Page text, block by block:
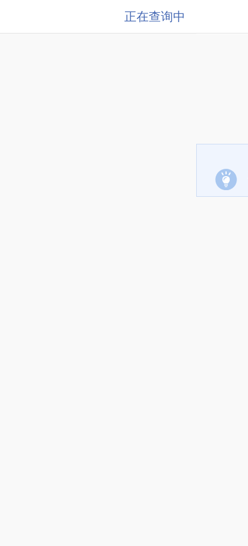
正在查询中